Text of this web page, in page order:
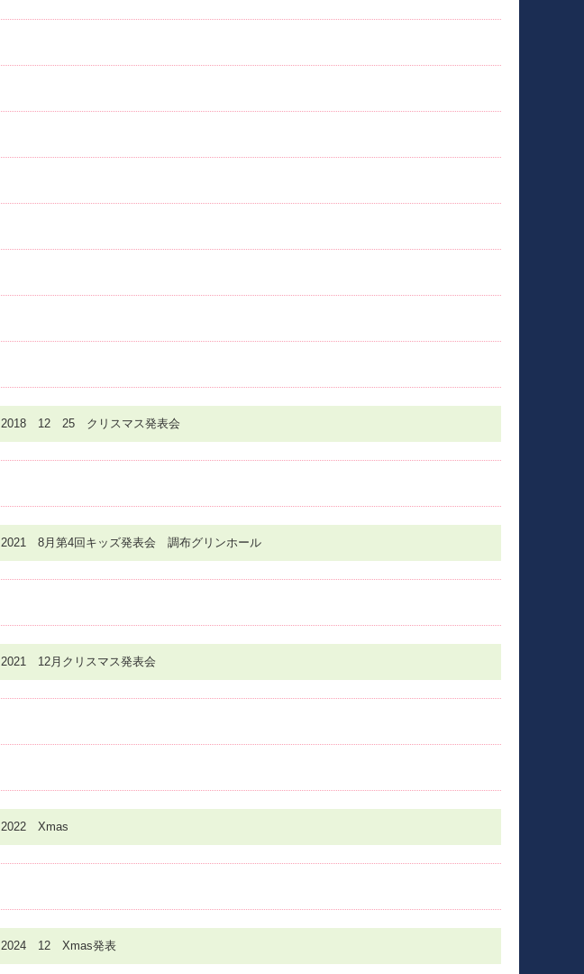
2018 12 25 クリスマス発表会
2021 8月第4回キッズ発表会 調布グリンホール
2021 12月クリスマス発表会
2022 Xmas
2024 12 Xmas発表